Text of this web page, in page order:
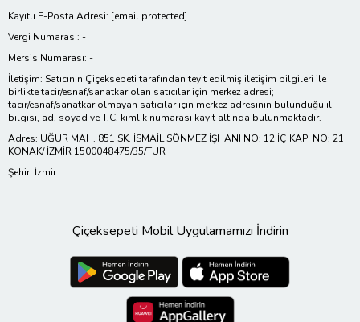
Kayıtlı E-Posta Adresi: [email protected]
Vergi Numarası: -
Mersis Numarası: -
İletişim: Satıcının Çiçeksepeti tarafından teyit edilmiş iletişim bilgileri ile
birlikte tacir/esnaf/sanatkar olan satıcılar için merkez adresi;
tacir/esnaf/sanatkar olmayan satıcılar için merkez adresinin bulunduğu il
bilgisi, ad, soyad ve T.C. kimlik numarası kayıt altında bulunmaktadır.
Adres: UĞUR MAH. 851 SK. İSMAİL SÖNMEZ İŞHANI NO: 12 İÇ KAPI NO: 21
KONAK/ İZMİR 1500048475/35/TUR
Şehir: İzmir
Çiçeksepeti Mobil Uygulamamızı İndirin